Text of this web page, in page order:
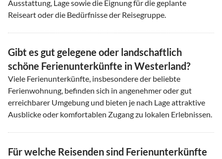
Ausstattung, Lage sowie die Eignung für die geplante
Reiseart oder die Bedürfnisse der Reisegruppe.
Gibt es gut gelegene oder landschaftlich
schöne Ferienunterkünfte in Westerland?
Viele Ferienunterkünfte, insbesondere der beliebte
Ferienwohnung, befinden sich in angenehmer oder gut
erreichbarer Umgebung und bieten je nach Lage attraktive
Ausblicke oder komfortablen Zugang zu lokalen Erlebnissen.
Für welche Reisenden sind Ferienunterkünfte